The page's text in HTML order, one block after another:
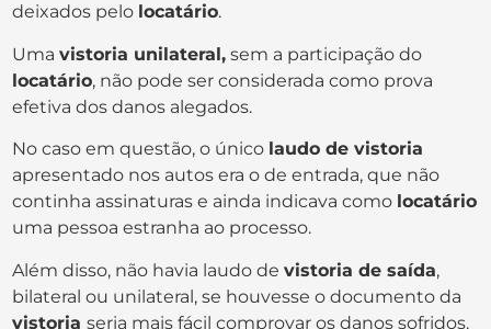
deixados pelo locatário.
Umavistoria unilateral, sem a participação do
locatário, não pode ser considerada como prova
efetiva dos danos alegados.
No caso em questão, o único laudo de vistoria
apresentado nos autos era o de entrada, que não
continha assinaturas e ainda indicava como locatário
uma pessoa estranha ao processo.
Além disso, não havia laudo devistoria de saída,
bilateral ou unilateral, se houvesse o documento da
vistoriaseria mais fácil comprovar os danos sofridos.